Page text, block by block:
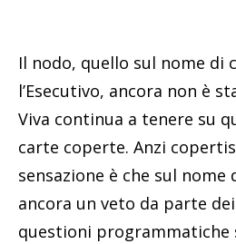
Il nodo, quello sul nome di
l’Esecutivo, ancora non è
Viva continua a tenere su
carte coperte. Anzi
sensazione è che sul nome
ancora un veto da parte
questioni programmatiche